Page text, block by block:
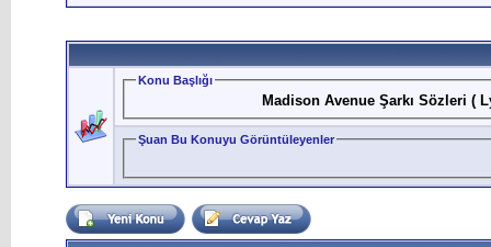
Konu Başlığı
Madison Avenue Şarkı Sözleri (
Şuan Bu Konuyu Görüntüleyenler